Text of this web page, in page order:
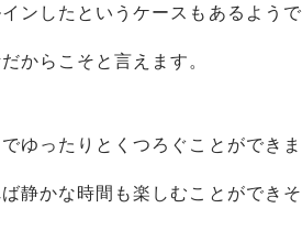
ンしたというケースもあるようで
からこそと言えます。
ゆったりとくつろぐことができま
静かな時間も楽しむことができそ